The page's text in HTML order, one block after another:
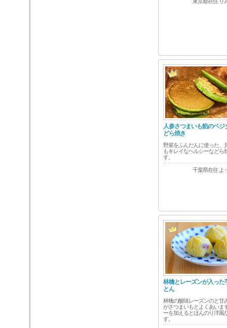
人参さつまいも餡のベジ
どら焼き
野菜をふんだんに使った、
もキレイなヘルシーなどら
す。
千葉県在住 よ
林檎とレーズンが入った
とん
林檎の酸味レーズンのと甘
がさつまいもとよくあいま
ーを加えるとほんのり洋風
す。